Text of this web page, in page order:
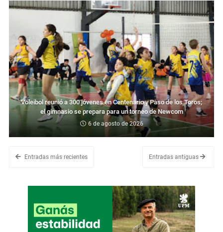
Voleibol reunió a 300 jóvenes en Centenario y Paso de los Toros;
el gimnasio se prepara para un torneo de Newcom
6 de agosto de 2026
Entradas más recientes Entradas antiguas